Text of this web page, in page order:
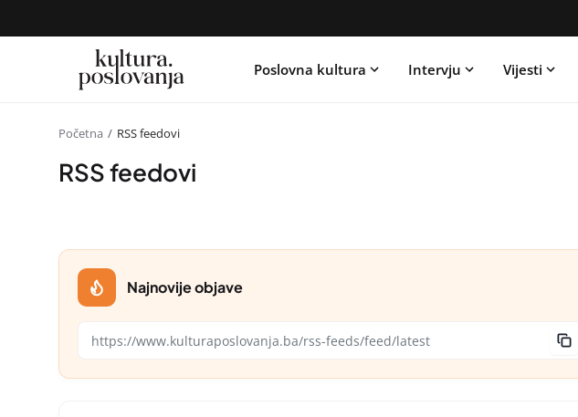
Poslovna kultura Intervju Vijesti
Početna RSS feedovi
RSS feedovi
Najnovije objave